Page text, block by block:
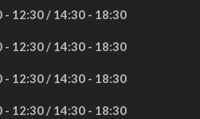
- 12:30 / 14:30 - 18:30
- 12:30 / 14:30 - 18:30
- 12:30 / 14:30 - 18:30
- 12:30 / 14:30 - 18:30